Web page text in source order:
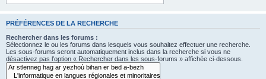
PRÉFÉRENCES DE LA RECHERCHE
Rechercher dans les forums :
Sélectionnez le ou les forums dans lesquels vous souhaitez effectuer une recherche.
Les sous-forums seront automatiquement inclus dans la recherche si vous ne
désactivez pas l’option « Rechercher dans les sous-forums » affichée ci-dessous.